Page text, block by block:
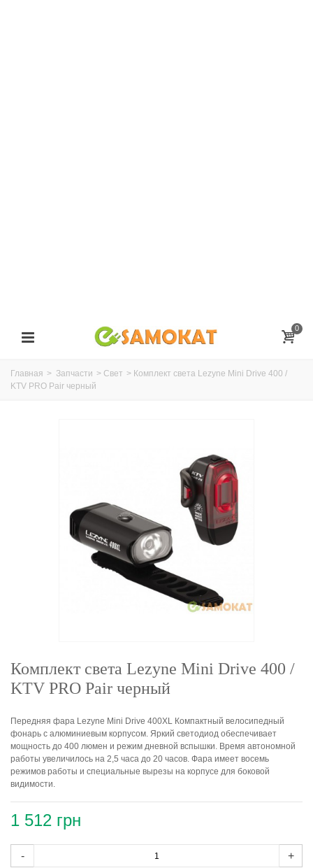
0
Главная > Запчасти > Свет > Комплект света Lezyne Mini Drive 400 /
KTV PRO Pair черный
Комплект света Lezyne Mini Drive 400 /
KTV PRO Pair черный
Передняя фара Lezyne Mini Drive 400XL Компактный велосипедный
фонарь с алюминиевым корпусом. Яркий светодиод обеспечивает
мощность до 400 люмен и режим дневной вспышки. Время автономной
работы увеличилось на 2,5 часа до 20 часов. Фара имеет восемь
режимов работы и специальные вырезы на корпусе для боковой
видимости.
1 512 грн
- +